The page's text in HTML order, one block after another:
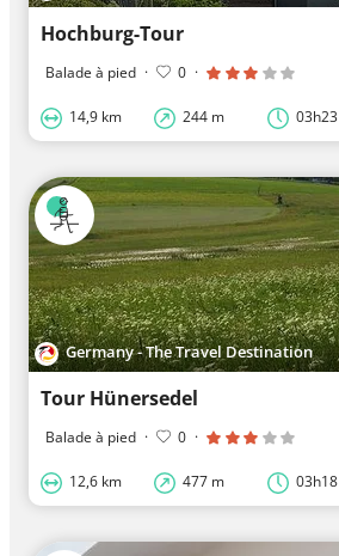
Hochburg-Tour
Balade à pied · 0 ·
14,9 km 244 m 03h23
Germany - The Travel Destination
Tour Hünersedel
Balade à pied · 0 ·
12,6 km 477 m 03h18